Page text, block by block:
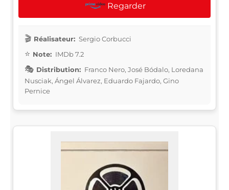
Regarder
Réalisateur: Sergio Corbucci
Note: IMDb 7.2
Distribution: Franco Nero, José Bódalo, Loredana
Nusciak, Ángel Álvarez, Eduardo Fajardo, Gino
Pernice